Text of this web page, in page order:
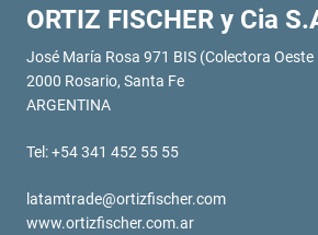
veropro 8
veropro 8 RS
veropower 8
veropro 10
verosteel 8
Unternehmen
ORTIZ FISCHER y Cia
José María Rosa 971 BIS (Colectora
2000 Rosario, Santa Fe
ARGENTINA
Tel: +54 341 452 55 55
latamtrade@ortizfischer.com
www.ortizfischer.com.ar